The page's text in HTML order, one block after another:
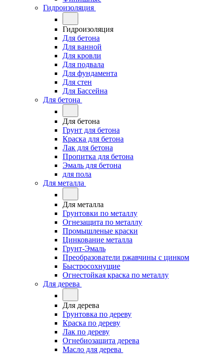
Гидроизоляция
Гидроизоляция
Для бетона
Для ванной
Для кровли
Для подвала
Для фундамента
Для стен
Для Бассейна
Для бетона
Для бетона
Грунт для бетона
Краска для бетона
Лак для бетона
Пропитка для бетона
Эмаль для бетона
для пола
Для металла
Для металла
Грунтовки по металлу
Огнезащита по металлу
Промышленые краски
Цинкование металла
Грунт-Эмаль
Преобразователи ржавчины с цинком
Быстросохнущие
Огнестойкая краска по металлу
Для дерева
Для дерева
Грунтовка по дереву
Краска по дереву
Лак по дереву
Огнебиозащита дерева
Масло для дерева